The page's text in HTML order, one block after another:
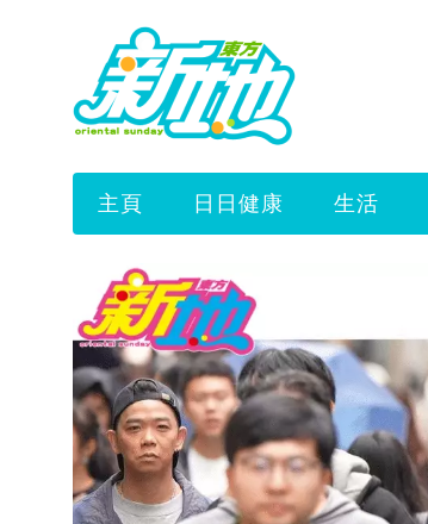
主頁 日日健康 生活